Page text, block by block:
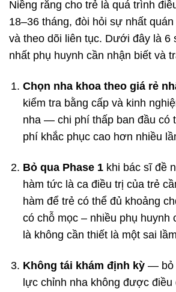
Niềng răng cho trẻ là quá trình
18–36 tháng, đòi hỏi sự nhất
và theo dõi liên tục. Dưới đây là 6
nhất phụ huynh cần nhận biết và
Chọn nha khoa theo giá rẻ
kiểm tra bằng cấp và kinh
nha — chi phí thấp ban đầu có
phí khắc phục cao hơn nhiều
Bỏ qua Phase 1khi bác sĩ đề
hàm tức là ca điều trị của trẻ
hàm để trẻ có thể đủ khoảng
có chỗ mọc – nhiều phụ huynh
là không cần thiết là một sai
Không tái khám định kỳ— bỏ
lực chỉnh nha không được điều